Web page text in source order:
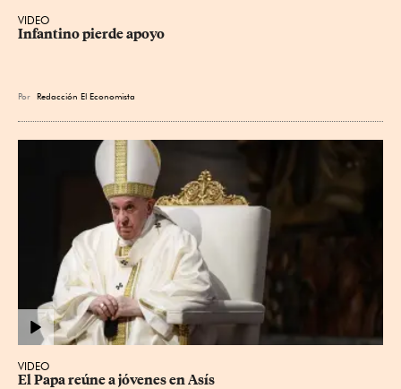
VIDEO
Infantino pierde apoyo
Por Redacción El Economista
VIDEO
El Papa reúne a jóvenes en Asís